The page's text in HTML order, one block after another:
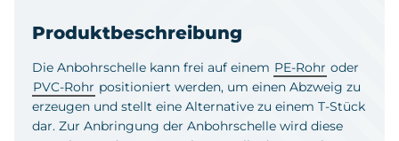
Produktbeschreibung
Die Anbohrschelle kann frei auf einem PE-Rohr oder
PVC-Rohr positioniert werden, um einen Abzweig zu
erzeugen und stellt eine Alternative zu einem T-Stück
dar. Zur Anbringung der Anbohrschelle wird diese